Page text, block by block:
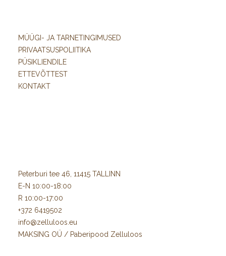
MÜÜGI- JA TARNETINGIMUSED
PRIVAATSUSPOLIITIKA
PÜSIKLIENDILE
ETTEVÕTTEST
KONTAKT
Peterburi tee 46, 11415 TALLINN
E-N 10:00-18:00
R 10:00-17:00
+372 6419502
info@zelluloos.eu
MAKSING OÜ / Paberipood Zelluloos